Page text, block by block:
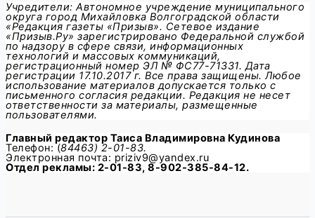
Учредители: Автономное учреждение муниципального
округа город Михайловка Волгоградской области
«Редакция газеты «Призыв». Сетевое издание
«Призыв.Ру» зарегистрировано Федеральной службой
по надзору в сфере связи, информационных
технологий и массовых коммуникаций,
регистрационный номер ЭЛ № ФС77-71331. Дата
регистрации 17.10.2017 г. Все права защищены. Любое
использование материалов допускается только с
письменного согласия редакции. Редакция не несет
ответственности за материалы, размещенные
пользователями.
Главный редактор Таиса Владимировна Кудинова
Телефон: (84463) 2-01-83.
Электронная почта: priziv9@yandex.ru
Отдел рекламы: 2-01-83, 8-902-385-84-12.